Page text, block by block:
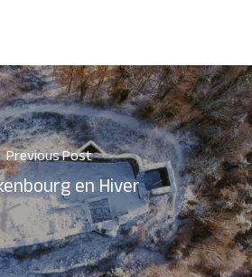
Previous Post
en Hiver